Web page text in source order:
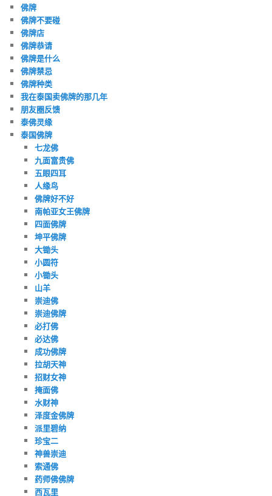
佛牌
佛牌不要碰
佛牌店
佛牌恭请
佛牌是什么
佛牌禁忌
佛牌种类
我在泰国卖佛牌的那几年
朋友圈反馈
泰佛灵缘
泰国佛牌
七龙佛
九面富贵佛
五眼四耳
人缘鸟
佛牌好不好
南帕亚女王佛牌
四面佛牌
坤平佛牌
大锄头
小圆符
小锄头
山羊
崇迪佛
崇迪佛牌
必打佛
必达佛
成功佛牌
拉胡天神
招财女神
掩面佛
水财神
泽度金佛牌
派里碧纳
珍宝二
神兽崇迪
索通佛
药师佛佛牌
西瓦里